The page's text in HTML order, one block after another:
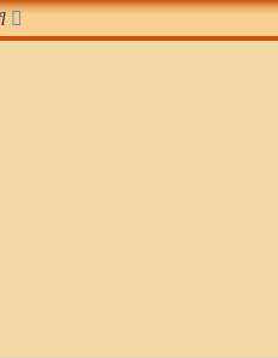
Rechercher
Recherche
avancée